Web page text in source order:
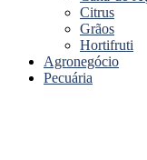
Citrus
Grãos
Hortifruti
Agronegócio
Pecuária